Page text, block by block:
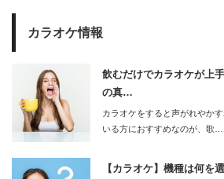
カラオケ情報
飲むだけでカラオケが上
の真…
カラオケをすると声がれやか
いる方におすすめなのが、歌…
【カラオケ】機種は何を